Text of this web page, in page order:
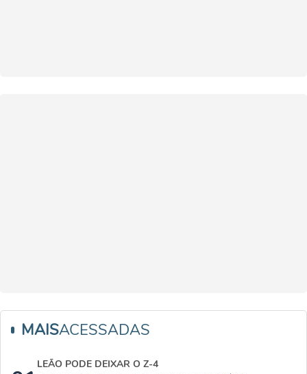
MAISACESSADAS
LEÃO PODE DEIXAR O Z-4